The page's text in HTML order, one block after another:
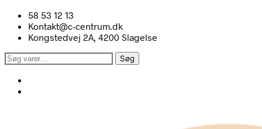
58 53 12 13
Kontakt@c-centrum.dk
Kongstedvej 2A, 4200 Slagelse
Søg
Søg